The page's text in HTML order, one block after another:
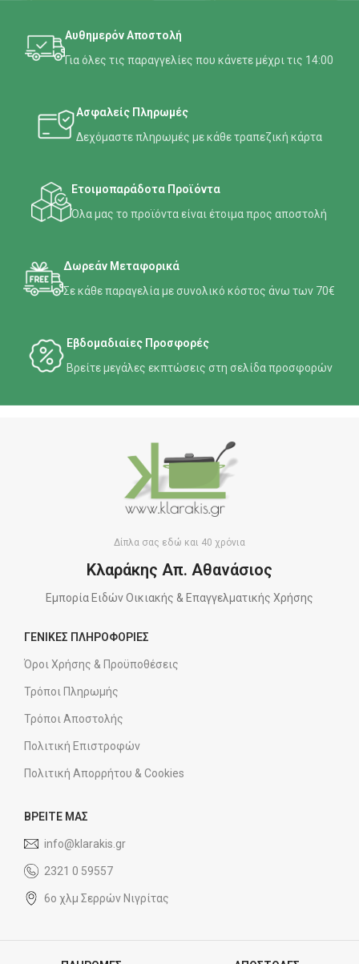
Αυθημερόν Αποστολή
Για όλες τις παραγγελίες που κάνετε μέχρι τις 14:00
Ασφαλείς Πληρωμές
Δεχόμαστε πληρωμές με κάθε τραπεζική κάρτα
Ετοιμοπαράδοτα Προϊόντα
Όλα μας το προϊόντα είναι έτοιμα προς αποστολή
Δωρεάν Μεταφορικά
Σε κάθε παραγελία με συνολικό κόστος άνω των 70€
Εβδομαδιαίες Προσφορές
Βρείτε μεγάλες εκπτώσεις στη σελίδα προσφορών
Δίπλα σας εδώ και 40 χρόνια
Κλαράκης Απ. Αθανάσιος
Εμπορία Ειδών Οικιακής & Επαγγελματικής Χρήσης
ΓΕΝΙΚΕΣ ΠΛΗΡΟΦΟΡΙΕΣ
Όροι Χρήσης & Προϋποθέσεις
Τρόποι Πληρωμής
Τρόποι Αποστολής
Πολιτική Επιστροφών
Πολιτική Απορρήτου & Cookies
ΒΡΕΙΤΕ ΜΑΣ
info@klarakis.gr
2321 0 59557
6ο χλμ Σερρών Νιγρίτας